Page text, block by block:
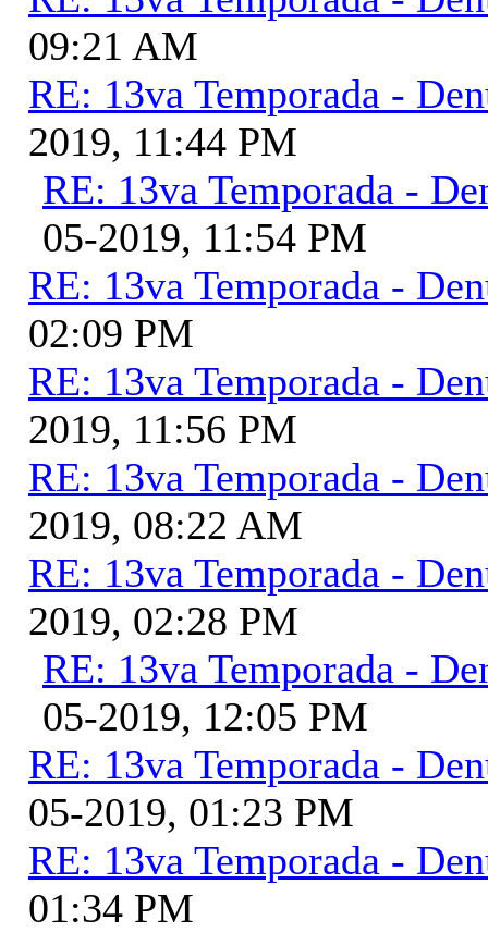
09:21 AM
RE: 13va Temporada -
2019, 11:44 PM
RE: 13va Temporada -
05-2019, 11:54 PM
RE: 13va Temporada -
02:09 PM
RE: 13va Temporada -
2019, 11:56 PM
RE: 13va Temporada -
2019, 08:22 AM
RE: 13va Temporada -
2019, 02:28 PM
RE: 13va Temporada -
05-2019, 12:05 PM
RE: 13va Temporada -
05-2019, 01:23 PM
RE: 13va Temporada -
01:34 PM